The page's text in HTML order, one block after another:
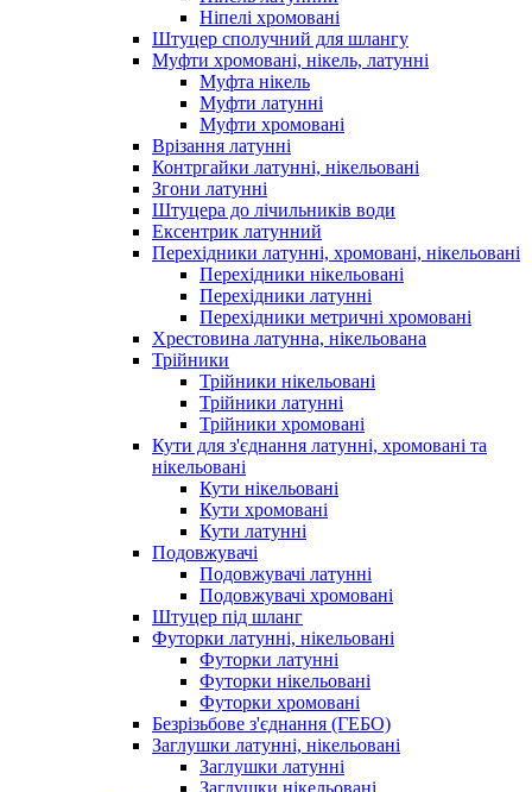
Ніпелі хромовані
Штуцер сполучний для шлангу
Муфти хромовані, нікель, латунні
Муфта нікель
Муфти латунні
Муфти хромовані
Врізання латунні
Контргайки латунні, нікельовані
Згони латунні
Штуцера до лічильників води
Ексентрик латунний
Перехідники латунні, хромовані, нікельовані
Перехідники нікельовані
Перехідники латунні
Перехідники метричні хромовані
Хрестовина латунна, нікельована
Трійники
Трійники нікельовані
Трійники латунні
Трійники хромовані
Кути для з'єднання латунні, хромовані та
нікельовані
Кути нікельовані
Кути хромовані
Кути латунні
Подовжувачі
Подовжувачі латунні
Подовжувачі хромовані
Штуцер під шланг
Футорки латунні, нікельовані
Футорки латунні
Футорки нікельовані
Футорки хромовані
Безрізьбове з'єднання (ГЕБО)
Заглушки латунні, нікельовані
Заглушки латунні
Заглушки нікельовані